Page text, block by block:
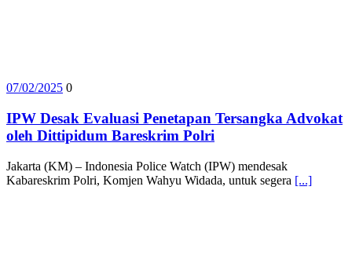
07/02/2025 0
IPW Desak Evaluasi Penetapan Tersangka Advokat
oleh Dittipidum Bareskrim Polri
Jakarta (KM) – Indonesia Police Watch (IPW) mendesak
Kabareskrim Polri, Komjen Wahyu Widada, untuk segera [...]